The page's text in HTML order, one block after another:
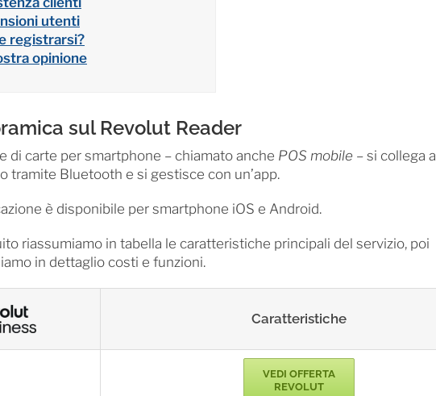
utenti
registrarsi?
opinione
sul Revolut Reader
di carte per smartphone – chiamato anche POS mobile– si collega
tramite Bluetooth e si gestisce con un’app.
è disponibile per smartphone iOS e Android.
riassumiamo in tabella le caratteristiche principali del servizio, poi
in dettaglio costi e funzioni.
Caratteristiche
VEDI OFFERTA
REVOLUT